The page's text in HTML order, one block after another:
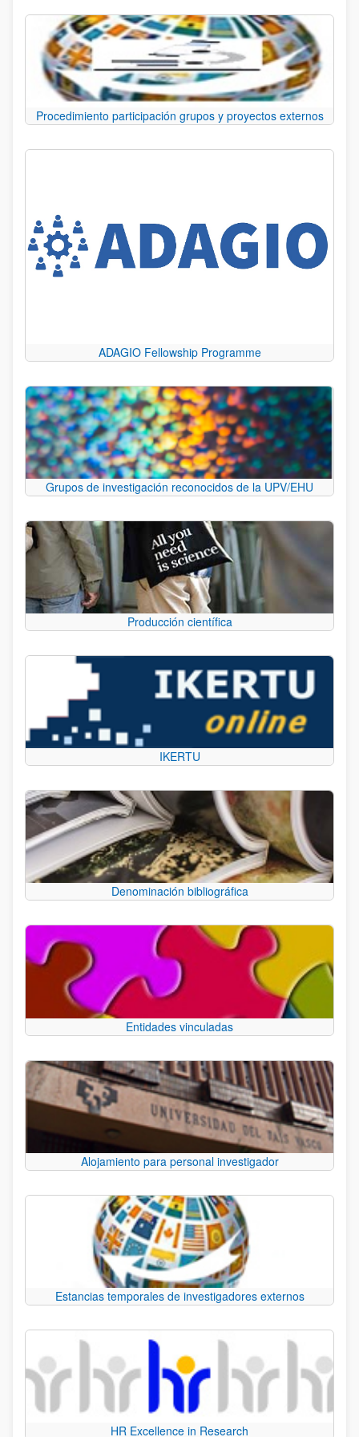
Procedimiento participación grupos y proyectos externos
ADAGIO Fellowship Programme
Grupos de investigación reconocidos de la UPV/EHU
Producción científica
IKERTU
Denominación bibliográfica
Entidades vinculadas
Alojamiento para personal investigador
Estancias temporales de investigadores externos
HR Excellence in Research